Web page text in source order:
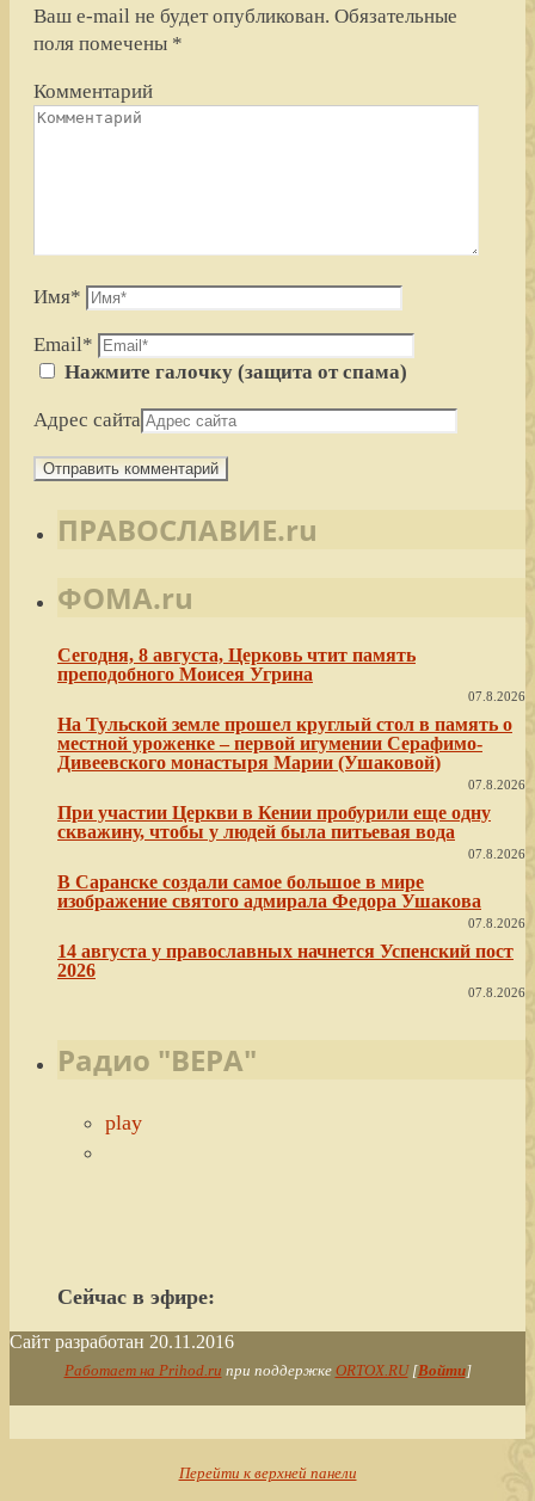
Ваш e-mail не будет опубликован. Обязательные
поля помечены *
Комментарий
Имя*
Email*
Нажмите галочку (защита от спама)
Адрес сайта
ПРАВОСЛАВИЕ.ru
ФОМА.ru
Сегодня, 8 августа, Церковь чтит память
преподобного Моисея Угрина
07.8.2026
На Тульской земле прошел круглый стол в память о
местной уроженке – первой игумении Серафимо-
Дивеевского монастыря Марии (Ушаковой)
07.8.2026
При участии Церкви в Кении пробурили еще одну
скважину, чтобы у людей была питьевая вода
07.8.2026
В Саранске создали самое большое в мире
изображение святого адмирала Федора Ушакова
07.8.2026
14 августа у православных начнется Успенский пост
2026
07.8.2026
Радио "ВЕРА"
play
Сейчас в эфире:
Сайт разработан 20.11.2016
Работает на Prihod.ru при поддержке ORTOX.RU[Войти]
Перейти к верхней панели